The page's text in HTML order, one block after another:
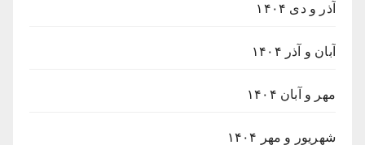
آذر و دی ۱۴۰۴
آبان و آذر ۱۴۰۴
مهر و آبان ۱۴۰۴
شهریور و مهر ۱۴۰۴